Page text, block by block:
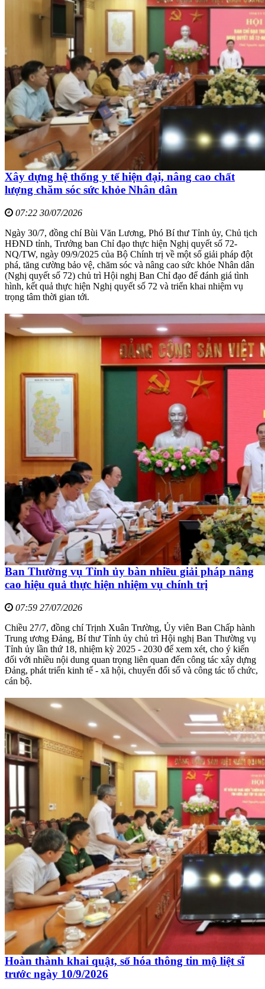
Xây dựng hệ thống y tế hiện đại, nâng cao chất
lượng chăm sóc sức khỏe Nhân dân
07:22 30/07/2026
Ngày 30/7, đồng chí Bùi Văn Lương, Phó Bí thư Tỉnh ủy, Chủ tịch
HĐND tỉnh, Trưởng ban Chỉ đạo thực hiện Nghị quyết số 72-
NQ/TW, ngày 09/9/2025 của Bộ Chính trị về một số giải pháp đột
phá, tăng cường bảo vệ, chăm sóc và nâng cao sức khỏe Nhân dân
(Nghị quyết số 72) chủ trì Hội nghị Ban Chỉ đạo để đánh giá tình
hình, kết quả thực hiện Nghị quyết số 72 và triển khai nhiệm vụ
trọng tâm thời gian tới.
Ban Thường vụ Tỉnh ủy bàn nhiều giải pháp nâng
cao hiệu quả thực hiện nhiệm vụ chính trị
07:59 27/07/2026
Chiều 27/7, đồng chí Trịnh Xuân Trường, Ủy viên Ban Chấp hành
Trung ương Đảng, Bí thư Tỉnh ủy chủ trì Hội nghị Ban Thường vụ
Tỉnh ủy lần thứ 18, nhiệm kỳ 2025 - 2030 để xem xét, cho ý kiến
đối với nhiều nội dung quan trọng liên quan đến công tác xây dựng
Đảng, phát triển kinh tế - xã hội, chuyển đổi số và công tác tổ chức,
cán bộ.
Hoàn thành khai quật, số hóa thông tin mộ liệt sĩ
trước ngày 10/9/2026